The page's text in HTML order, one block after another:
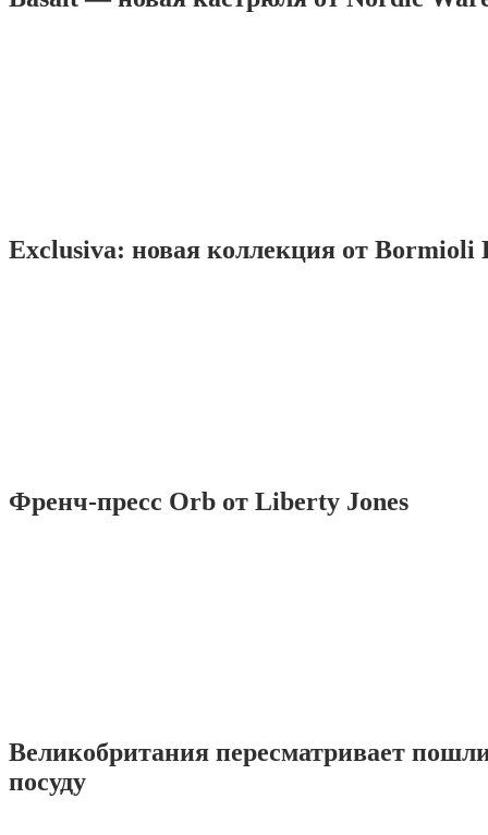
Exclusiva: новая коллекция от Bormioli
Френч-пресс Orb от Liberty Jones
Великобритания пересматривает
посуду